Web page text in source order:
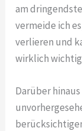
am
vermeide ich
verlieren und
wirklich
Darüber